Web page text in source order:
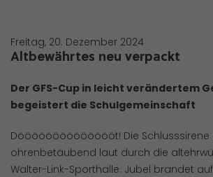
Freitag, 20. Dezember 2024
Altbewährtes neu verpackt
Der GFS-Cup in leicht verändertem
begeistert die Schulgemeinschaft
Dööööööööööööööt! Die Schlusssirene
ohrenbetäubend laut durch die
Walter-Link-Sporthalle. Jubel brandet